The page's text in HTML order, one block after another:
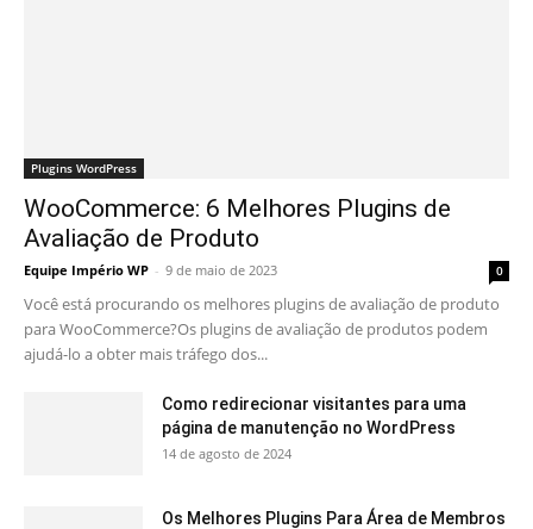
Plugins WordPress
WooCommerce: 6 Melhores Plugins de
Avaliação de Produto
Equipe Império WP - 9 de maio de 2023 0
Você está procurando os melhores plugins de avaliação de produto
para WooCommerce?Os plugins de avaliação de produtos podem
ajudá-lo a obter mais tráfego dos...
Como redirecionar visitantes para uma
página de manutenção no WordPress
14 de agosto de 2024
Os Melhores Plugins Para Área de Membros